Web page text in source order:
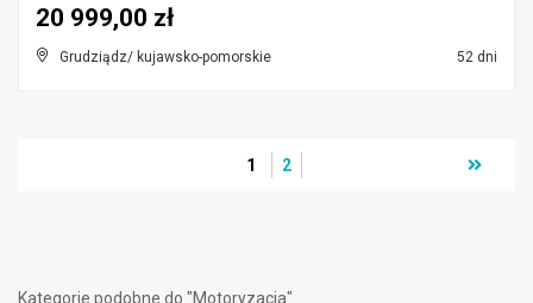
Grudziądz/ kujawsko-pomorskie 52 dni
20 999,00 zł
1 2
Kategorie podobne do "Motoryzacja"